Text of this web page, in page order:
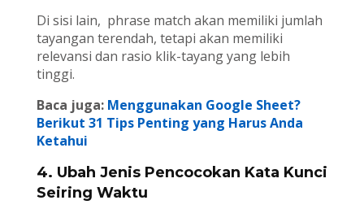
Di sisi lain, phrase match akan memiliki jumlah
tayangan terendah, tetapi akan memiliki
relevansi dan rasio klik-tayang yang lebih
tinggi.
Baca juga: Menggunakan Google Sheet?
Berikut 31 Tips Penting yang Harus Anda
Ketahui
4. Ubah Jenis Pencocokan Kata Kunci
Seiring Waktu